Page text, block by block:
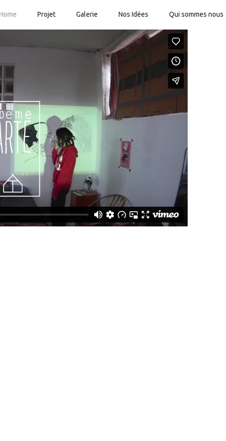
Projet Galerie Nos Idées Qui sommes nous